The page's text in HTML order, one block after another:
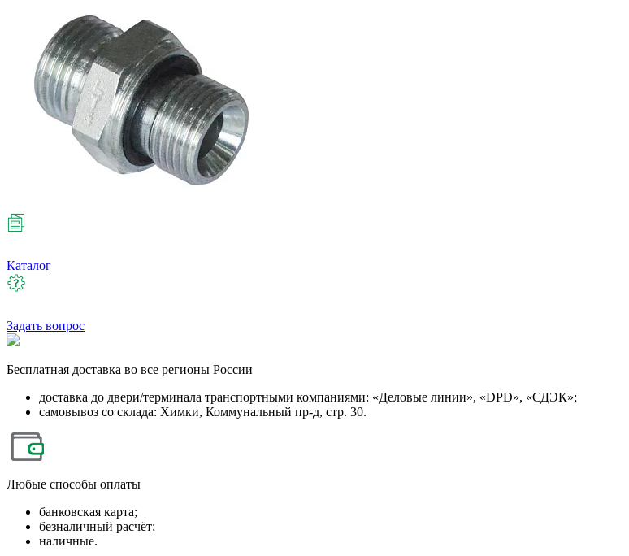
Каталог
Задать вопрос
Бесплатная доставка во все регионы России
доставка до двери/терминала транспортными компаниями: «Деловые линии», «DPD», «СДЭК»;
самовывоз со склада: Химки, Коммунальный пр-д, стр. 30.
Любые способы оплаты
банковская карта;
безналичный расчёт;
наличные.